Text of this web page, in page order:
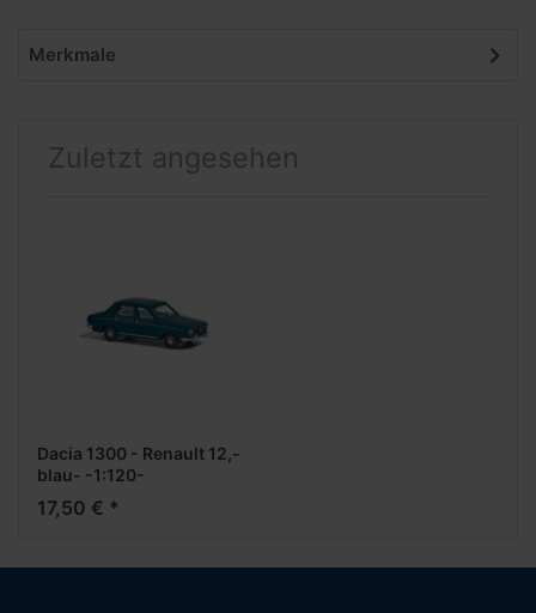
Merkmale
Zuletzt angesehen
Dacia 1300 - Renault 12,-
blau- -1:120-
17,50 € *